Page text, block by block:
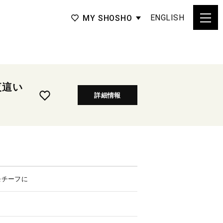
MY SHOSHO ENGLISH
い
詳細情報
ーフに